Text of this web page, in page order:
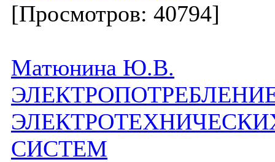
[Просмотров: 40794]
Матюнина Ю.В.
СИСТЕМ